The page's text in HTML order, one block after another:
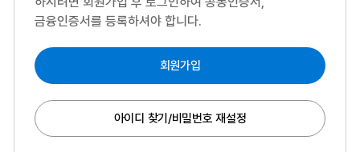
금융인증서를 등록하셔야 합니다.
회원가입
아이디 찾기/비밀번호 재설정